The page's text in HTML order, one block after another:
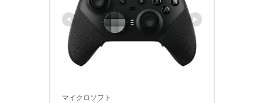
マイクロソフト